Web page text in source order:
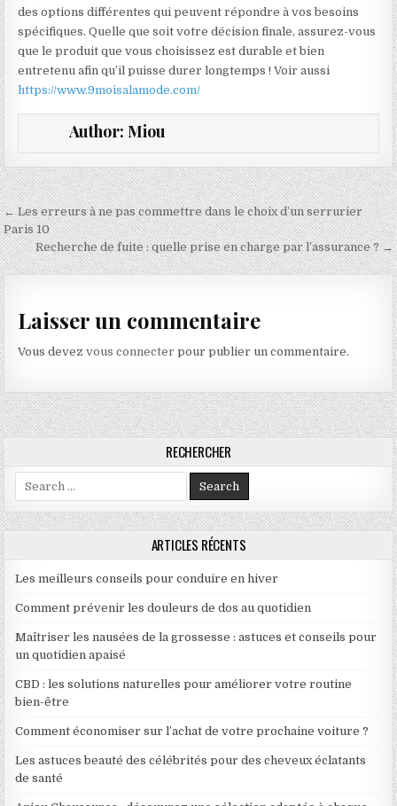
des options différentes qui peuvent répondre à vos besoins
spécifiques. Quelle que soit votre décision finale, assurez-vous
que le produit que vous choisissez est durable et bien
entretenu afin qu’il puisse durer longtemps ! Voir aussi
https://www.9moisalamode.com/
Author: Miou
Navigation de l’article
← Les erreurs à ne pas commettre dans le choix d’un serrurier
Paris 10
Recherche de fuite : quelle prise en charge par l’assurance ? →
Laisser un commentaire
Vous devezvous connecter pour publier un commentaire.
RECHERCHER
Search for:
ARTICLES RÉCENTS
Les meilleurs conseils pour conduire en hiver
Comment prévenir les douleurs de dos au quotidien
Maîtriser les nausées de la grossesse : astuces et conseils pour
un quotidien apaisé
CBD : les solutions naturelles pour améliorer votre routine
bien-être
Comment économiser sur l’achat de votre prochaine voiture ?
Les astuces beauté des célébrités pour des cheveux éclatants
de santé